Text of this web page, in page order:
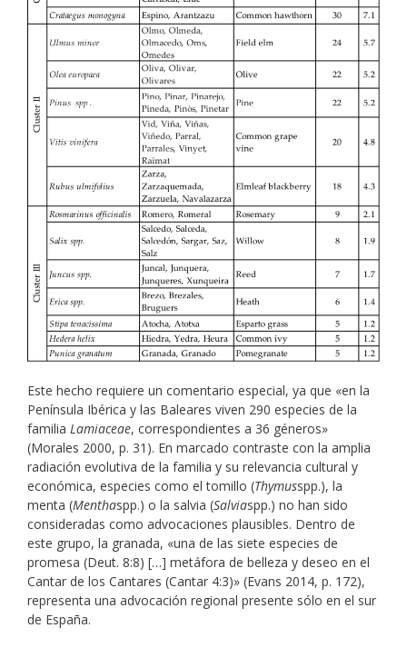
Este hecho requiere un comentario especial, ya que «en la
Península Ibérica y las Baleares viven 290 especies de la
familia Lamiaceae, correspondientes a 36 géneros»
(Morales 2000, p. 31). En marcado contraste con la amplia
radiación evolutiva de la familia y su relevancia cultural y
económica, especies como el tomillo (Thymusspp.), la
menta (Menthaspp.) o la salvia (Salviaspp.) no han sido
consideradas como advocaciones plausibles. Dentro de
este grupo, la granada, «una de las siete especies de
promesa (Deut. 8:8) […] metáfora de belleza y deseo en el
Cantar de los Cantares (Cantar 4:3)» (Evans 2014, p. 172),
representa una advocación regional presente sólo en el sur
de España.